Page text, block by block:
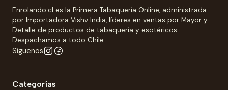
Enrolando.cl es la Primera Tabaquería Online, administrada
por Importadora Vishv India, líderes en ventas por Mayor y
Detalle de productos de tabaquería y esotéricos.
Despachamos a todo Chile.
Síguenos
Categorías